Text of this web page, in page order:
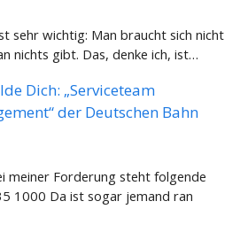
sehr wichtig: Man braucht sich nicht
nichts gibt. Das, denke ich, ist…
Dich: „Serviceteam
der Deutschen Bahn
meiner Forderung steht folgende
1000 Da ist sogar jemand ran